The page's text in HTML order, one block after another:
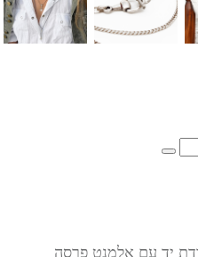
יד עם אלמנט פרסה